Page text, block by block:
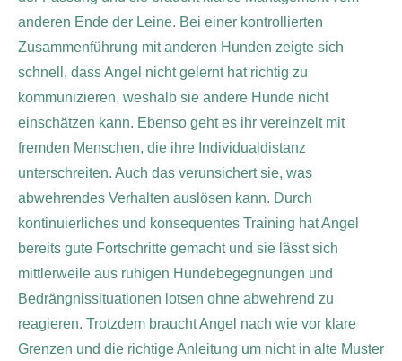
anderen Ende der Leine. Bei einer kontrollierten
Zusammenführung mit anderen Hunden zeigte sich
schnell, dass Angel nicht gelernt hat richtig zu
kommunizieren, weshalb sie andere Hunde nicht
einschätzen kann. Ebenso geht es ihr vereinzelt mit
fremden Menschen, die ihre Individualdistanz
unterschreiten. Auch das verunsichert sie, was
abwehrendes Verhalten auslösen kann. Durch
kontinuierliches und konsequentes Training hat Angel
bereits gute Fortschritte gemacht und sie lässt sich
mittlerweile aus ruhigen Hundebegegnungen und
Bedrängnissituationen lotsen ohne abwehrend zu
reagieren. Trotzdem braucht Angel nach wie vor klare
Grenzen und die richtige Anleitung um nicht in alte Muster